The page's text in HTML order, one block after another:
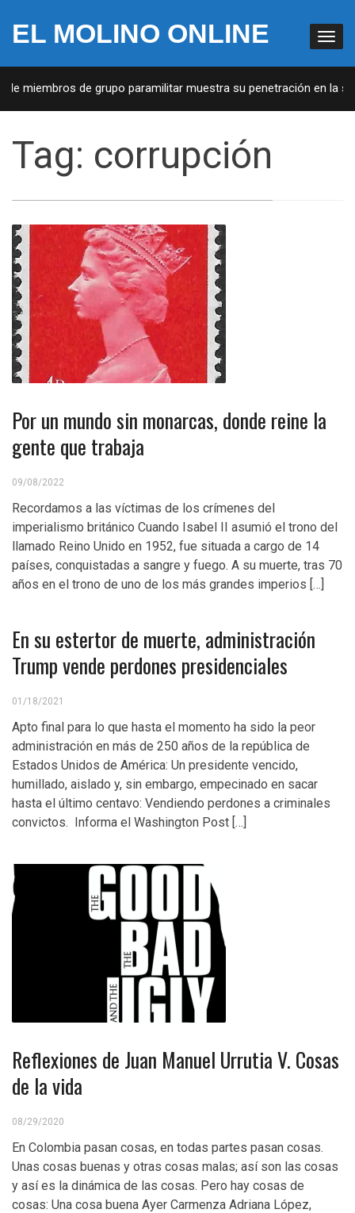
EL MOLINO ONLINE
de grupo paramilitar muestra su penetración en la
Tag: corrupción
Por un mundo sin monarcas, donde reine la
gente que trabaja
09/08/2022
Recordamos a las víctimas de los crímenes del
imperialismo británico Cuando Isabel II asumió el trono del
llamado Reino Unido en 1952, fue situada a cargo de 14
países, conquistadas a sangre y fuego. A su muerte, tras 70
años en el trono de uno de los más grandes imperios […]
En su estertor de muerte, administración
Trump vende perdones presidenciales
01/18/2021
Apto final para lo que hasta el momento ha sido la peor
administración en más de 250 años de la república de
Estados Unidos de América: Un presidente vencido,
humillado, aislado y, sin embargo, empecinado en sacar
hasta el último centavo: Vendiendo perdones a criminales
convictos. Informa el Washington Post […]
Reflexiones de Juan Manuel Urrutia V. Cosas
de la vida
08/29/2020
En Colombia pasan cosas, en todas partes pasan cosas.
Unas cosas buenas y otras cosas malas; así son las cosas
y así es la dinámica de las cosas. Pero hay cosas de
cosas: Una cosa buena Ayer Carmenza Adriana López,